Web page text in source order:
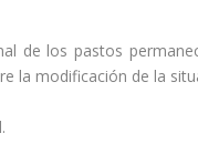
de los pastos
la modificación de la